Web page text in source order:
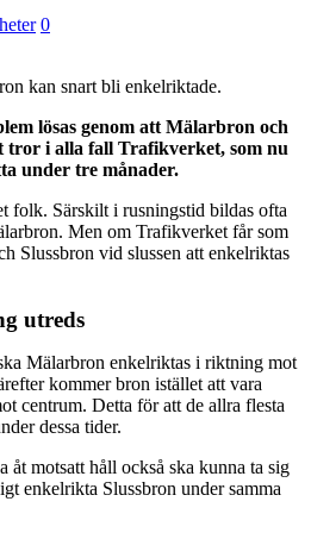
0
kan snart bli enkelriktade.
lösas genom att Mälarbron och
tror i alla fall Trafikverket, som nu
under tre månader.
folk. Särskilt i rusningstid bildas ofta
Men om Trafikverket får som
Slussbron vid slussen att enkelriktas
utreds
Mälarbron enkelriktas i riktning mot
kommer bron istället att vara
centrum. Detta för att de allra flesta
dessa tider.
åt motsatt håll också ska kunna ta sig
enkelrikta Slussbron under samma